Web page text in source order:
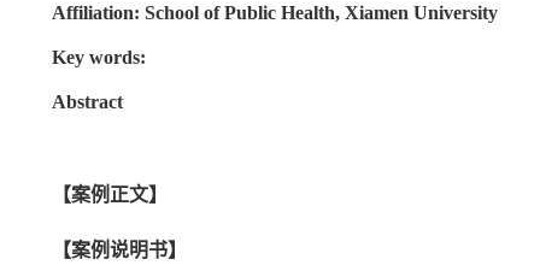
Affiliation: School of Public Health, Xiamen University
Key words:
Abstract
【案例正文】
【案例说明书】